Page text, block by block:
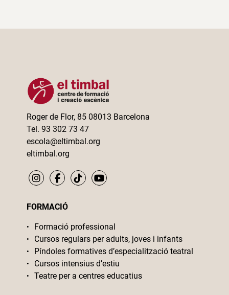
Roger de Flor, 85 08013 Barcelona
Tel. 93 302 73 47
escola@eltimbal.org
eltimbal.org
FORMACIÓ
Formació professional
Cursos regulars per adults, joves i infants
Píndoles formatives d’especialització teatral
Cursos intensius d’estiu
Teatre per a centres educatius